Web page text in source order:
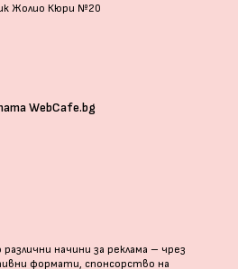
Жолио Кюри №20
WebCafe.bg
различни начини за реклама – чрез
формати, спонсорство на